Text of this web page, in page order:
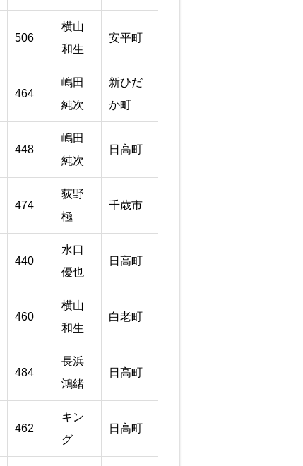
506
横山
和生
安平町
464
嶋田
純次
新ひだ
か町
448
嶋田
純次
日高町
474
荻野
極
千歳市
440
水口
優也
日高町
460
横山
和生
白老町
484
長浜
鴻緒
日高町
462
キン
グ
日高町